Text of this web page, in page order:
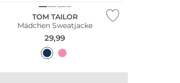
TOM TAILOR
Mädchen Sweatjacke
29,99